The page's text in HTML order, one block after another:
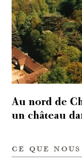
Au nord de
un château
ce que